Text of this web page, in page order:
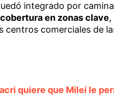
integrado por
en zonas clave
centros comerciales de
quiere que Milei le